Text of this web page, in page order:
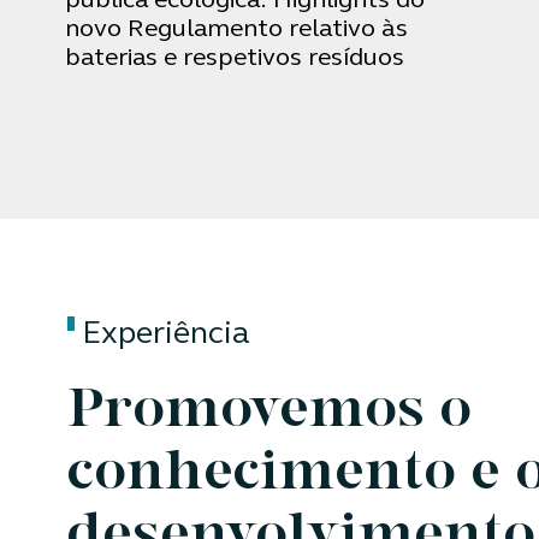
novo Regulamento relativo às
baterias e respetivos resíduos
Experiência
Promovemos o
conhecimento e